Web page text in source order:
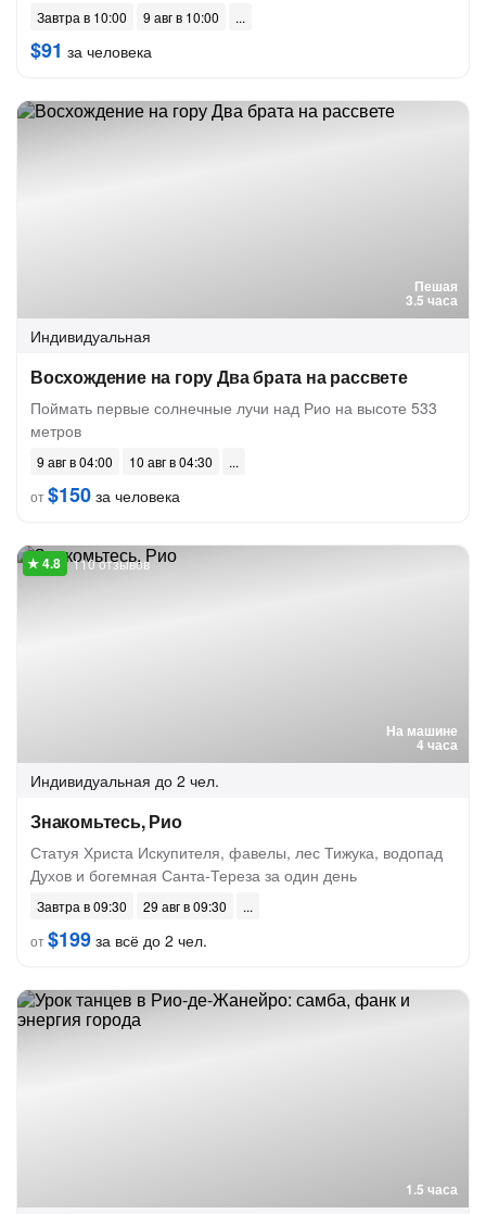
Завтра в 10:00 9 авг в 10:00
$91 за человека
Пешая
3.5 часа
Индивидуальная
Восхождение на гору Два брата на рассвете
Поймать первые солнечные лучи над Рио на высоте 533
метров
9 авг в 04:00
10 авг в 04:30
от$150 за человека
На машине
4 часа
110 отзывов
Индивидуальная до 2 чел.
Знакомьтесь, Рио
Статуя Христа Искупителя, фавелы, лес Тижука, водопад
Духов и богемная Санта-Тереза за один день
Завтра в 09:30
29 авг в 09:30
от$199 за всё до 2 чел.
1.5 часа